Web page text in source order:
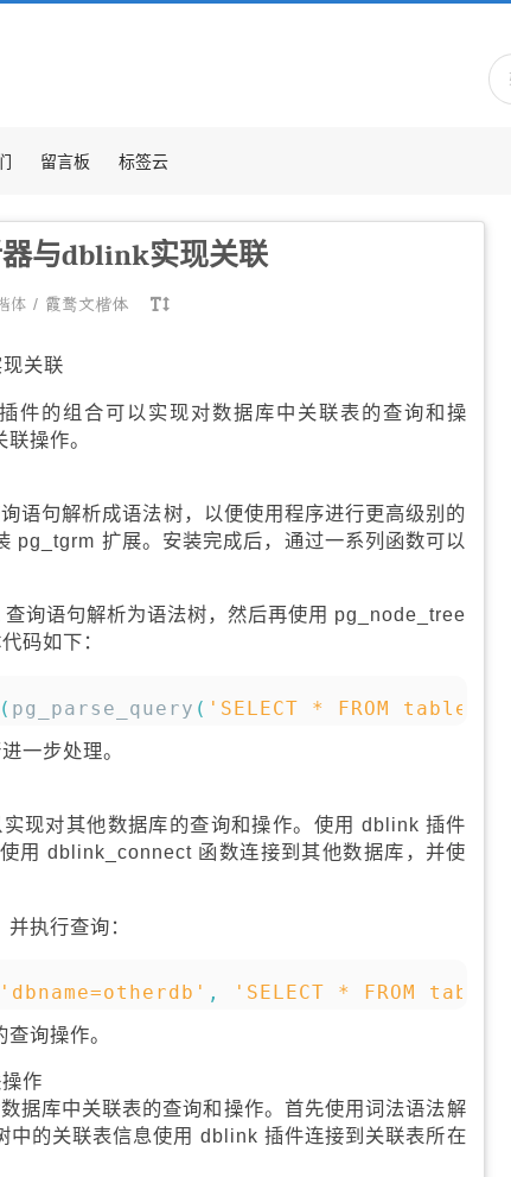
留言板 标签云
器与dblink实现关联
体 / 霞鹜文楷体
关联
件的组合可以实现对数据库中关联表的查询和操
操作。
语句解析成语法树，以便使用程序进行更高级别的
pg_tgrm 扩展。安装完成后，通过一系列函数可以
询语句解析为语法树，然后再使用 pg_node_tree
码如下：
( pg_parse_query ( 'SELECT * FROM table1'
复制
一步处理。
现对其他数据库的查询和操作。使用 dblink 插件
用 dblink_connect 函数连接到其他数据库，并使
执行查询：
'dbname=otherdb' , 'SELECT * FROM table1'
复制
询操作。
作
据库中关联表的查询和操作。首先使用词法语法解
中的关联表信息使用 dblink 插件连接到关联表所在